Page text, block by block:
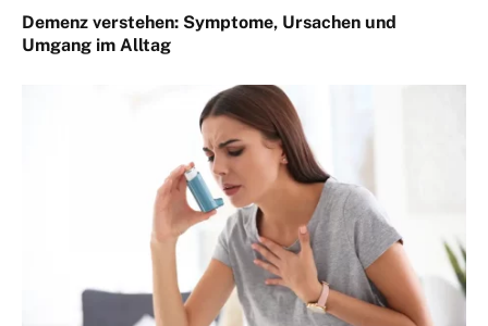
Demenz verstehen: Symptome, Ursachen und
Umgang im Alltag